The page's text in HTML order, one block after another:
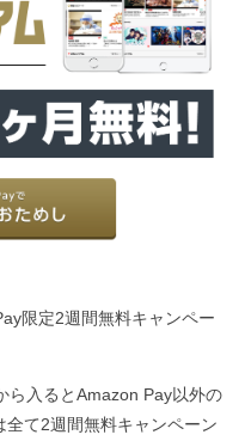
限定2週間無料キャンペー
ら入るとAmazon Pay以外の
て2週間無料キャンペーン